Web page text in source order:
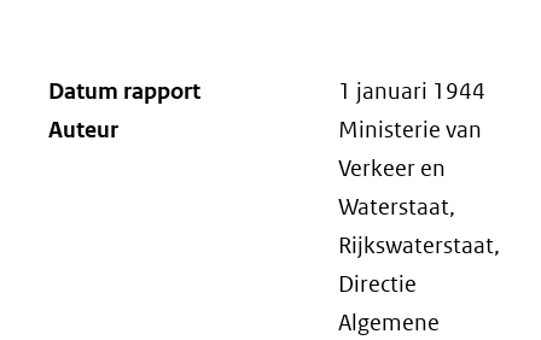
Datum rapport
1 januari 1944
Auteur
Ministerie van
Verkeer en
Waterstaat,
Rijkswaterstaat,
Directie
Algemene